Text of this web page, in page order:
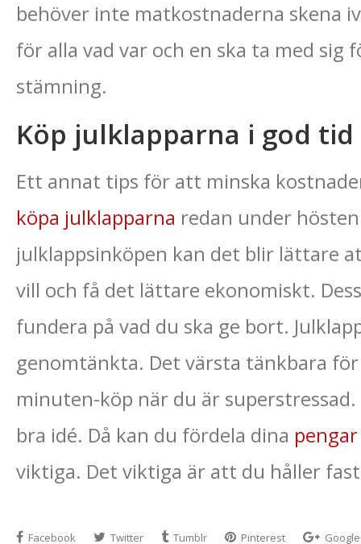
behöver inte matkostnaderna skena
för alla vad var och en ska ta med
stämning.
Köp julklapparna i god tid
Ett annat tips för att minska
köpa julklapparna redan under
julklappsinköpen kan det blir lättare
vill och få det lättare ekonomiskt.
fundera på vad du ska ge bort.
genomtänkta. Det värsta tänkbara
minuten-köp när du är
bra idé. Då kan du fördela dina pengar
viktiga. Det viktiga är att du håller
Facebook Twitter Tumblr Pinterest